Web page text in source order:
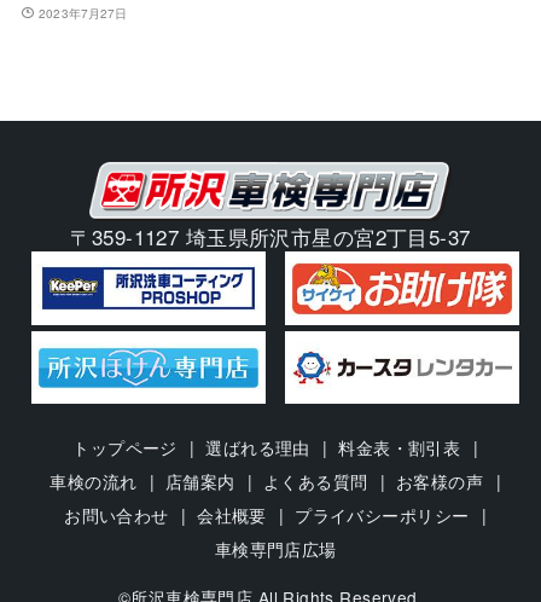
2023年7月27日
〒359-1127 埼玉県所沢市星の宮2丁目5-37
トップページ 選ばれる理由
料金表・割引表
車検の流れ
店舗案内 よくある質問
お客様の声
お問い合わせ
会社概要
プライバシーポリシー
車検専門店広場